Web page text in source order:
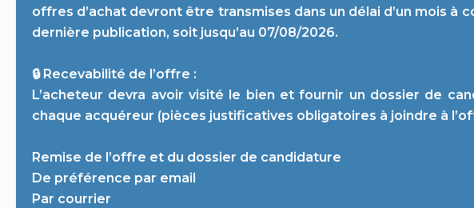
offres d’achat devront être transmises dans un délai d’un mois à
dernière publication, soit jusqu’au 07/08/2026.
🔒 Recevabilité de l’offre :
L’acheteur devra avoir visité le bien et fournir un dossier de
chaque acquéreur (pièces justificatives obligatoires à joindre à
Remise de l’offre et du dossier de candidature
De préférence par email
Par courrier